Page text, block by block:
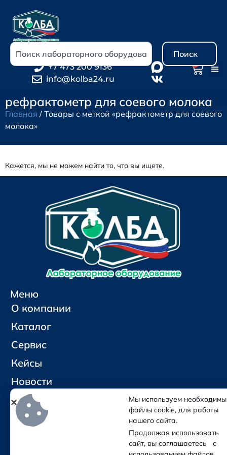
Поиск
+7 473 200 9136
info@kolba24.ru
рефрактометр для соевого молока
Главная / Товары с меткой «рефрактометр для соевого
молока»
Кажется, мы не можем найти то, что вы ищете.
Меню
О компании
Каталог
Сервис
Кейсы
Новости
Контакты
Социальные сети и контакты
Мы используем
файлы cookie, для работы
нашего сайта.
Продолжая использовать
сайт, вы соглашаетесь с